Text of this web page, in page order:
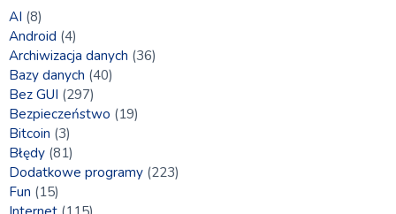
AI (8)
Android (4)
Archiwizacja danych (36)
Bazy danych (40)
Bez GUI (297)
Bezpieczeństwo (19)
Bitcoin (3)
Błędy (81)
Dodatkowe programy (223)
Fun (15)